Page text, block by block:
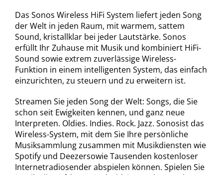
Das Sonos Wireless HiFi System liefert jeden Song
der Welt in jeden Raum, mit warmem, sattem
Sound, kristallklar bei jeder Lautstärke. Sonos
erfüllt Ihr Zuhause mit Musik und kombiniert HiFi-
Sound sowie extrem zuverlässige Wireless-
Funktion in einem intelligenten System, das einfach
einzurichten, zu steuern und zu erweitern ist.
Streamen Sie jeden Song der Welt: Songs, die Sie
schon seit Ewigkeiten kennen, und ganz neue
Interpreten. Oldies. Indies. Rock. Jazz. Sonosist das
Wireless-System, mit dem Sie Ihre persönliche
Musiksammlung zusammen mit Musikdiensten wie
Spotify und Deezersowie Tausenden kostenloser
Internetradiosender abspielen können. Spielen Sie